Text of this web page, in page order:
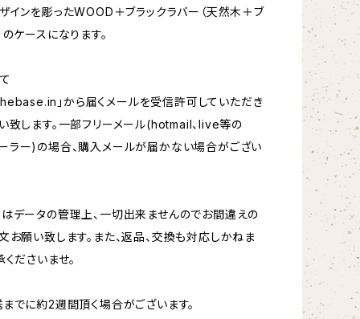
インを彫ったWOOD＋ブラックラバー（天然木＋ブ
ケースになります。
」から届くメールを受信許可していただき
致します。一部フリーメール(hotmail、live等の
ー)の場合、購入メールが届かない場合がござい
データの管理上、一切出来ませんのでお間違えの
お願い致します。また、返品、交換も対応しかねま
ださいませ。
でに約2週間頂く場合がございます。